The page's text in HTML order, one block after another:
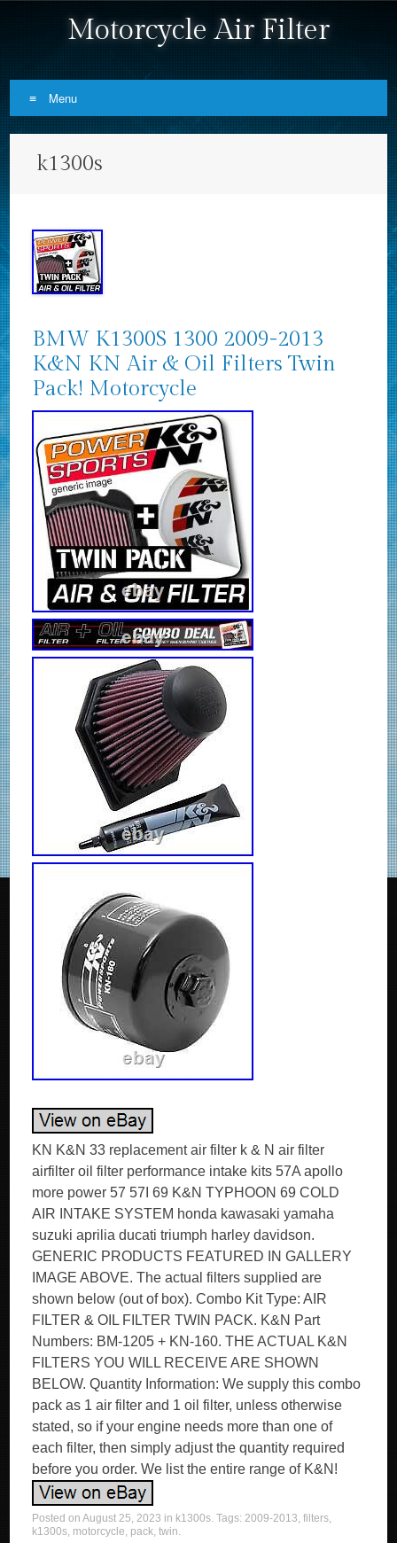
Motorcycle Air Filter
Menu
k1300s
BMW K1300S 1300 2009-2013
K&N KN Air & Oil Filters Twin
Pack! Motorcycle
KN K&N 33 replacement air filter k & N air filter
airfilter oil filter performance intake kits 57A apollo
more power 57 57I 69 K&N TYPHOON 69 COLD
AIR INTAKE SYSTEM honda kawasaki yamaha
suzuki aprilia ducati triumph harley davidson.
GENERIC PRODUCTS FEATURED IN GALLERY
IMAGE ABOVE. The actual filters supplied are
shown below (out of box). Combo Kit Type: AIR
FILTER & OIL FILTER TWIN PACK. K&N Part
Numbers: BM-1205 + KN-160. THE ACTUAL K&N
FILTERS YOU WILL RECEIVE ARE SHOWN
BELOW. Quantity Information: We supply this combo
pack as 1 air filter and 1 oil filter, unless otherwise
stated, so if your engine needs more than one of
each filter, then simply adjust the quantity required
before you order. We list the entire range of K&N!
Posted onAugust 25, 2023 in k1300s. Tags:2009-2013,filters,
k1300s, motorcycle, pack,twin.